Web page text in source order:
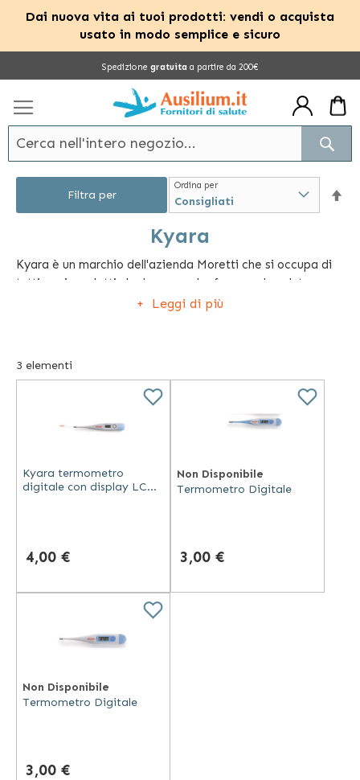
Dai nuova vita ai tuoi prodotti: vendi o acquista
usato in modo semplice e sicuro
Spedizione gratuita a partire da 200€
Kyara
Kyara è un marchio dell'azienda Moretti che si occupa di
tutti quei prodotti che hanno a che fare con la salute, con
la cura e con la terapia domiciliare della persona. Tra i
uscire dalla proprio zona di comfort, ovvero casa propria.
Leggi di più
3 elementi
Ordina per
Kyara termometro
digitale con display LCD,
4,00 €
Non Disponibile
Termometro Digitale
3,00 €
Non Disponibile
Termometro Digitale
3,00 €
Filtra per